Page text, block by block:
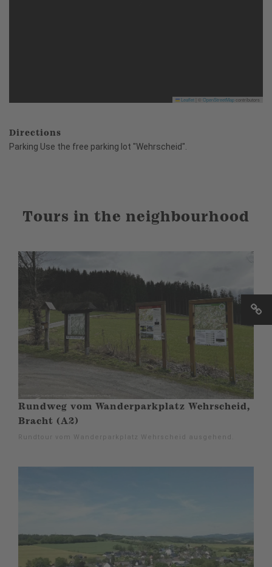
Leaflet OpenStreetMapcontributors
Directions
Parking Use the free parking lot "Wehrscheid".
Tours in the neighbourhood
Rundweg vom Wanderparkplatz Wehrscheid,
Bracht (A2)
Rundtour vom Wanderparkplatz Wehrscheid ausgehend.